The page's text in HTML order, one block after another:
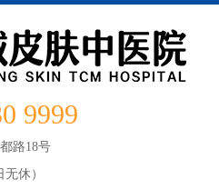
9999
路18号
休）